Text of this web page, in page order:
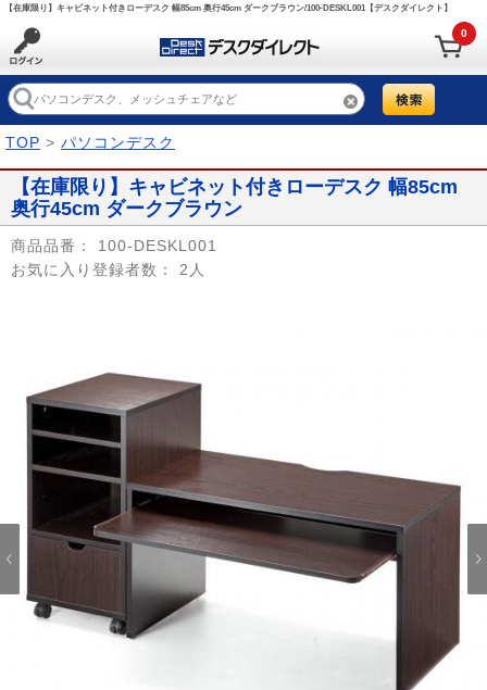
【在庫限り】キャビネット付きローデスク 幅85cm 奥行45cm ダークブラウン/100-DESKL001【デスクダイレクト】
0
TOP > パソコンデスク
【在庫限り】キャビネット付きローデスク 幅85cm
奥行45cm ダークブラウン
商品品番：
100-DESKL001
お気に入り登録者数：
2人